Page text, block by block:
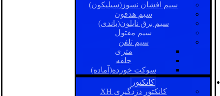
سیم افشان نسوز(سیلیکون)
سیم هدفون
سیم برق نایلون(باندی)
سیم مفتول
سیم تلفن
متری
حلقه
سوکت خورده(آماده)
کانکتور
کانکتور دزدگیری XH